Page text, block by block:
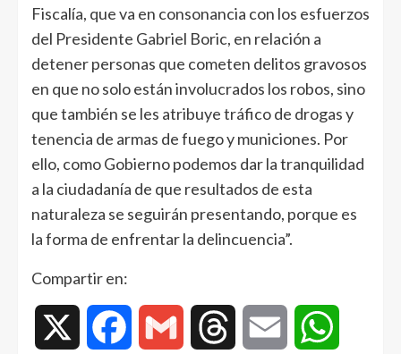
Fiscalía, que va en consonancia con los esfuerzos
del Presidente Gabriel Boric, en relación a
detener personas que cometen delitos gravosos
en que no solo están involucrados los robos, sino
que también se les atribuye tráfico de drogas y
tenencia de armas de fuego y municiones. Por
ello, como Gobierno podemos dar la tranquilidad
a la ciudadanía de que resultados de esta
naturaleza se seguirán presentando, porque es
la forma de enfrentar la delincuencia”.
Compartir en:
Facebook Gmail Threads Email